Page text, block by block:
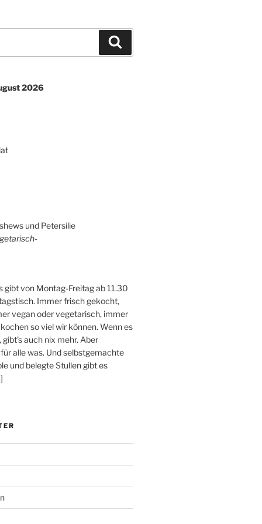
2026
und Petersilie
gibt von Montag-Freitag ab 11.30
Immer frisch gekocht,
vegan oder vegetarisch, immer
so viel wir können. Wenn es
auch nix mehr. Aber
alle was. Und selbstgemachte
und belegte Stullen gibt es